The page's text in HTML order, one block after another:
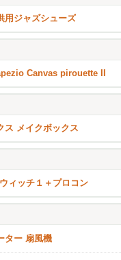
用ジャズシューズ
Canvas pirouette II
ス メイクボックス
ィッチ１＋プロコン
ター 扇風機